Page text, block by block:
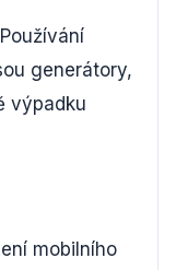
generátory,
výpadku
mobilního